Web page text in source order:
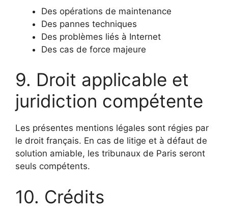
Des opérations de maintenance
Des pannes techniques
Des problèmes liés à Internet
Des cas de force majeure
9. Droit applicable et
juridiction compétente
Les présentes mentions légales sont régies par
le droit français. En cas de litige et à défaut de
solution amiable, les tribunaux de Paris seront
seuls compétents.
10. Crédits